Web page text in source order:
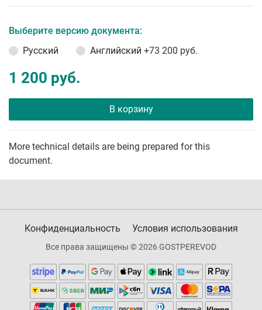
Выберите версию документа:
Русский
Английский +73 200 руб.
1 200 руб.
В корзину
More technical details are being prepared for this
document.
Конфиденциальность Условия использования
Все права защищены © 2026 GOSTPEREVOD